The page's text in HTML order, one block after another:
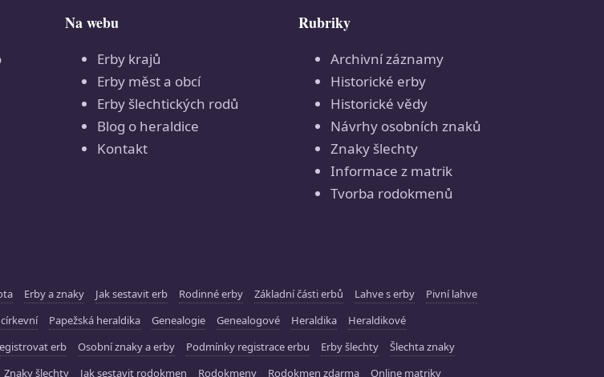
Na webu
Erby krajů
Erby měst a obcí
Erby šlechtických rodů
Blog o heraldice
Kontakt
Rubriky
Archivní záznamy
Historické erby
Historické vědy
Návrhy osobních znaků
Znaky šlechty
Informace z matrik
Tvorba rodokmenů
Erby a znaky Jak sestavit erb Rodinné erby Základní části erbů Lahve s erby
Pivní lahve
Papežská heraldika Genealogie Genealogové Heraldika
Heraldikové
erb Osobní znaky a erby Podmínky registrace erbu Erby šlechty
Šlechta znaky
Znaky šlechty Jak sestavit rodokmen Rodokmeny Rodokmen zdarma Online matriky